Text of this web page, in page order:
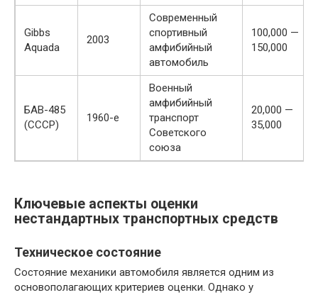
Gibbs
Aquada
2003
Современный
спортивный
амфибийный
автомобиль
100,000 —
150,000
БАВ-485
(СССР)
1960-е
Военный
амфибийный
транспорт
Советского
союза
20,000 —
35,000
Ключевые аспекты оценки
нестандартных транспортных средств
Техническое состояние
Состояние механики автомобиля является одним из
основополагающих критериев оценки. Однако у